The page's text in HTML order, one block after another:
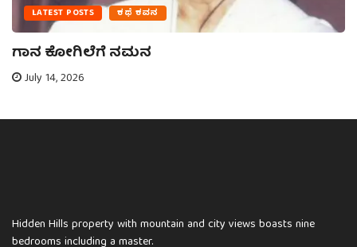
LATEST POSTS ಕಥೆ ಕವನ
ಗಾನ ಕೋಗಿಲೆಗೆ ನಮನ
July 14, 2026
Hidden Hills property with mountain and city views boasts nine
bedrooms including a master.